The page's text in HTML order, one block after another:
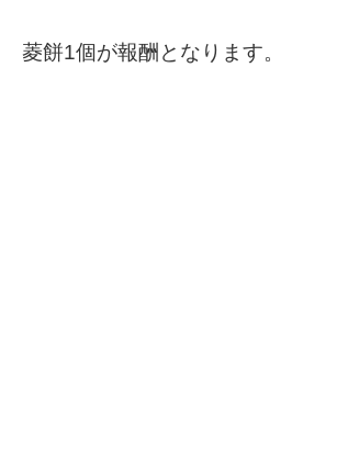
菱餅1個が報酬となります。